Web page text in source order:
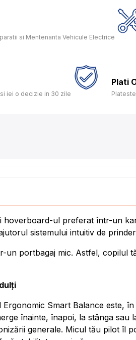
si Mentenanta Vehicule Electrice
iei o decizie in 30 zile
Plati
ul preferat într-un
sistemului intuitiv de
portbagaj mic. Astfel, copilul
Smart Balance este,
înainte, înapoi, la stânga
generale. Micul tău pilot îl